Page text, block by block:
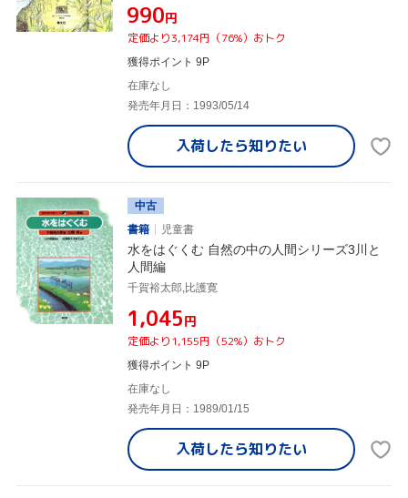
¥990円
定価より3,174円（76%）おトク
獲得ポイント 9P
在庫なし
発売年月日：1993/05/14
入荷したら知りたい
中古
書籍
児童書
水をはぐくむ 自然の中の人間シリーズ3川と
人間編
千賀裕太郎,比護寛
¥1,045円
定価より1,155円（52%）おトク
獲得ポイント 9P
在庫なし
発売年月日：1989/01/15
入荷したら知りたい